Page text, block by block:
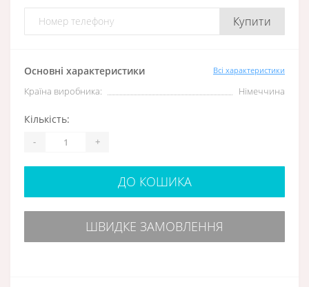
Купити
Основні характеристики Всі характеристики
Країна виробника: Німеччина
Кількість:
- +
ДО КОШИКА
ШВИДКЕ ЗАМОВЛЕННЯ